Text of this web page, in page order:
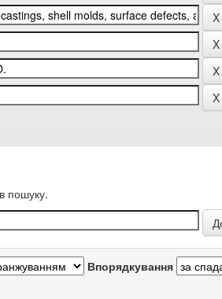
пошуку.
Впорядкування